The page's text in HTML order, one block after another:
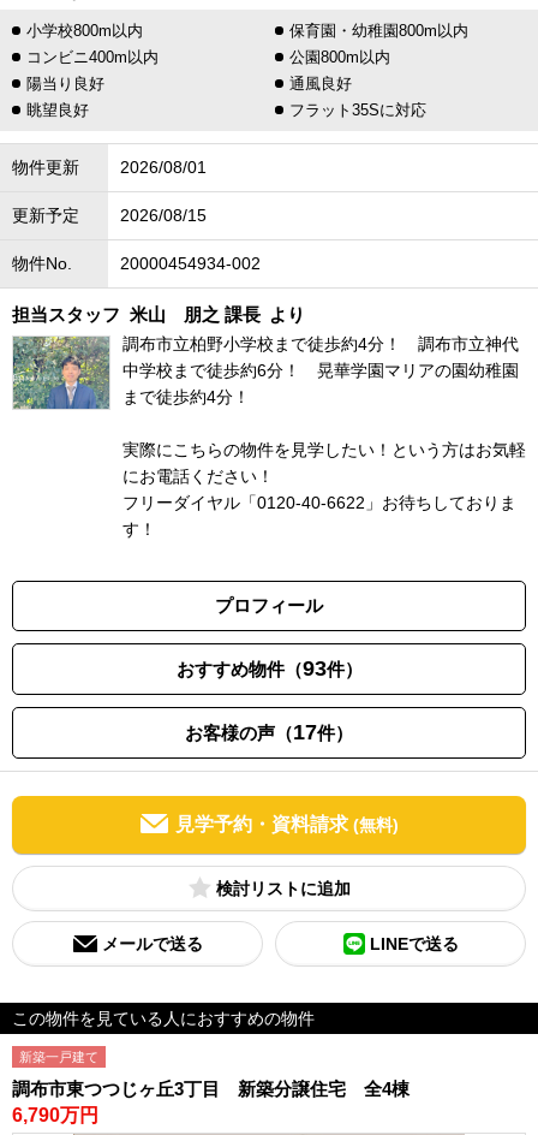
小学校800m以内
保育園・幼稚園800m以内
コンビニ400m以内
公園800m以内
陽当り良好
通風良好
眺望良好
フラット35Sに対応
物件更新 2026/08/01
更新予定 2026/08/15
物件No. 20000454934-002
担当スタッフ 米山 朋之 課長 より
調布市立柏野小学校まで徒歩約4分！ 調布市立神代
中学校まで徒歩約6分！ 晃華学園マリアの園幼稚園
まで徒歩約4分！
実際にこちらの物件を見学したい！という方はお気軽
にお電話ください！
フリーダイヤル「0120-40-6622」お待ちしておりま
す！
プロフィール
おすすめ物件（93件）
お客様の声（17件）
見学予約・資料請求 (無料)
検討リスト
メールで送る LINEで送る
この物件を見ている人におすすめの物件
新築一戸建て
調布市東つつじヶ丘3丁目 新築分譲住宅 全4棟
6,790万円